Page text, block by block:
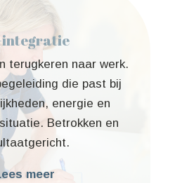
integratie
terugkeren naar werk.
die past bij
energie en
Betrokken en
meer